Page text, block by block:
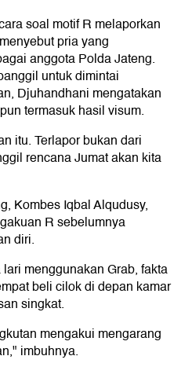
soal motif R melaporkan
pria yang
anggota Polda Jateng.
untuk dimintai
Djuhandhani mengatakan
termasuk hasil visum.
itu. Terlapor bukan dari
rencana Jumat akan kita
Kombes Iqbal Alqudusy,
R sebelumnya
diri.
menggunakan Grab, fakta
beli cilok di depan kamar
singkat.
mengakui mengarang
imbuhnya.